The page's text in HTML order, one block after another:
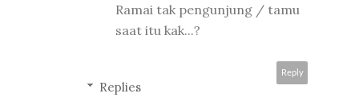
Ramai tak pengunjung / tamu
saat itu kak...?
Reply
Replies